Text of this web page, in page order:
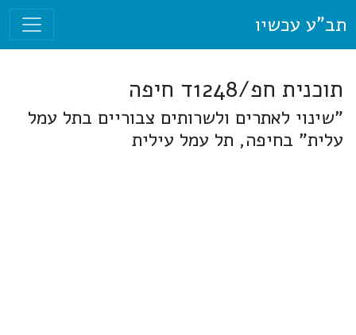
תב"ע עכשיו
תוכנית חפ/1248ד חיפה
"שינוי לאתרים ולשרותים צבוריים בתל עמל
עלית" בחיפה, תל עמל עילית